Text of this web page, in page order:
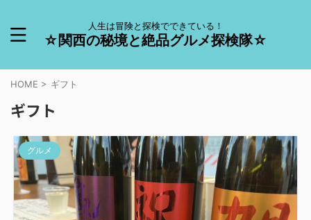
人生は冒険と探検でできている！
☆関西の秘境と絶品グルメ探検隊☆
HOME > ギフト
ギフト
グルメ